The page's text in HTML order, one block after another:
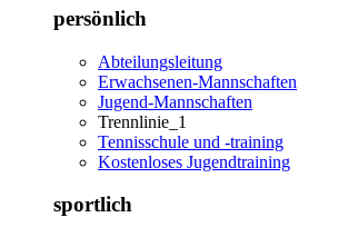
persönlich
Abteilungsleitung
Erwachsenen-Mannschaften
Jugend-Mannschaften
Trennlinie_1
Tennisschule und -training
Kostenloses Jugendtraining
sportlich